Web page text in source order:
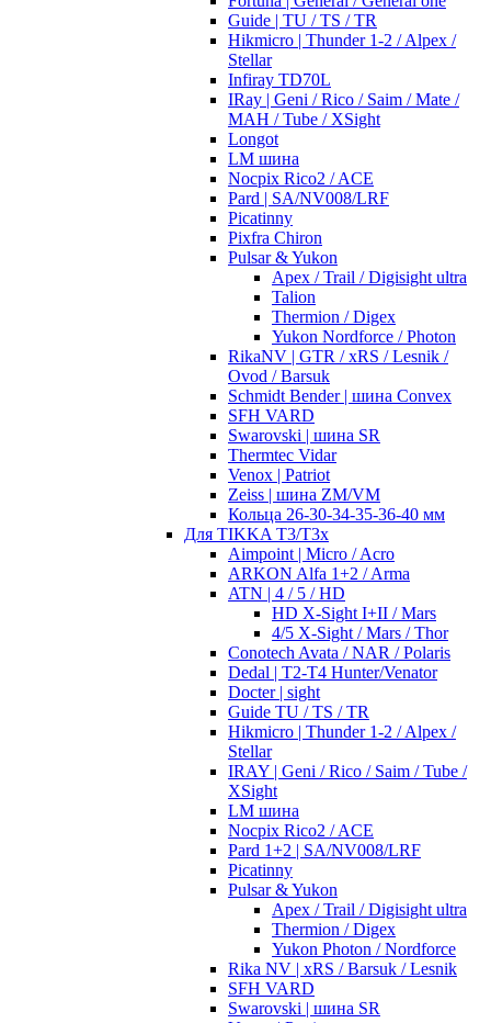
Guide | TU / TS / TR
Hikmicro | Thunder 1-2 / Alpex /
Stellar
Infiray TD70L
IRay | Geni / Rico / Saim / Mate /
MAH / Tube / XSight
Longot
LM шина
Nocpix Rico2 / ACE
Pard | SA/NV008/LRF
Picatinny
Pixfra Chiron
Pulsar & Yukon
Apex / Trail / Digisight ultra
Talion
Thermion / Digex
Yukon Nordforce / Photon
RikaNV | GTR / xRS / Lesnik /
Ovod / Barsuk
Schmidt Bender | шина Convex
SFH VARD
Swarovski | шина SR
Thermtec Vidar
Venox | Patriot
Zeiss | шина ZM/VM
Кольца 26-30-34-35-36-40 мм
Для TIKKA T3/T3x
Aimpoint | Micro / Acro
ARKON Alfa 1+2 / Arma
ATN | 4 / 5 / HD
HD X-Sight I+II / Mars
4/5 X-Sight / Mars / Thor
Conotech Avata / NAR / Polaris
Dedal | T2-T4 Hunter/Venator
Docter | sight
Guide TU / TS / TR
Hikmicro | Thunder 1-2 / Alpex /
Stellar
IRAY | Geni / Rico / Saim / Tube /
XSight
LM шина
Nocpix Rico2 / ACE
Pard 1+2 | SA/NV008/LRF
Picatinny
Pulsar & Yukon
Apex / Trail / Digisight ultra
Thermion / Digex
Yukon Photon / Nordforce
Rika NV | xRS / Barsuk / Lesnik
SFH VARD
Swarovski | шина SR